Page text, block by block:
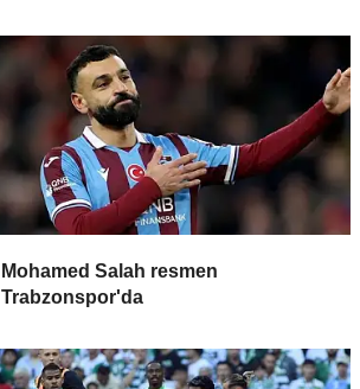
Mohamed Salah resmen
Trabzonspor'da